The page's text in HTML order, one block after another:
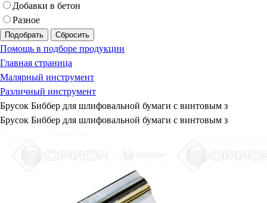
Добавки в бетон
Разное
Подобрать Сбросить
Помощь в подборе продукции
Главная страница
Малярный инструмент
Различный инструмент
Брусок Биббер для шлифовальной бумаги с винтовым з
Брусок Биббер для шлифовальной бумаги с винтовым з